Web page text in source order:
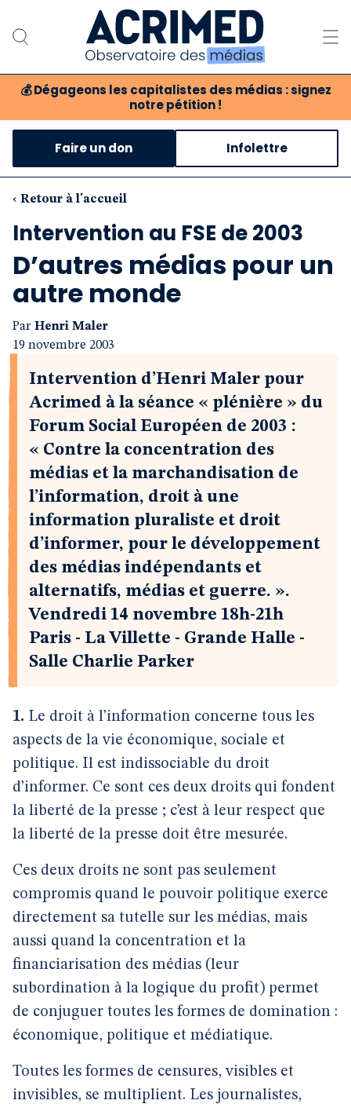
💰 Dégageons les capitalistes des médias : signez
notre pétition !
Notre association
Notre critique des médias
Nos propositions
Notre revue
Boutique
Faire un don Infolettre
‹ Retour à l'accueil
Intervention au FSE de 2003
D’autres médias pour un
autre monde
Par Henri Maler
19 novembre 2003
Intervention d’Henri Maler pour
Acrimed à la séance « plénière » du
Forum Social Européen de 2003 :
« Contre la concentration des
médias et la marchandisation de
l’information, droit à une
information pluraliste et droit
d’informer, pour le développement
des médias indépendants et
alternatifs, médias et guerre. ».
Vendredi 14 novembre 18h-21h
Paris - La Villette - Grande Halle -
Salle Charlie Parker
1. Le droit à l’information concerne tous les
aspects de la vie économique, sociale et
politique. Il est indissociable du droit
d’informer. Ce sont ces deux droits qui fondent
la liberté de la presse ; c’est à leur respect que
la liberté de la presse doit être mesurée.
Ces deux droits ne sont pas seulement
compromis quand le pouvoir politique exerce
directement sa tutelle sur les médias, mais
aussi quand la concentration et la
financiarisation des médias (leur
subordination à la logique du profit) permet
de conjuguer toutes les formes de domination :
économique, politique et médiatique.
Toutes les formes de censures, visibles et
invisibles, se multiplient. Les journalistes,